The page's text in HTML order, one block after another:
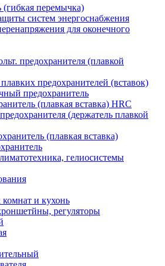
(гибкая перемычка)
систем энергоснабжения
для оконечного
предохранителя (плавкой
предохранителей (вставок)
предохранитель
(плавкая вставка) HRC
(держатель плавкой
(плавкая вставка)
гелиосистемы
и кухонь
регуляторы